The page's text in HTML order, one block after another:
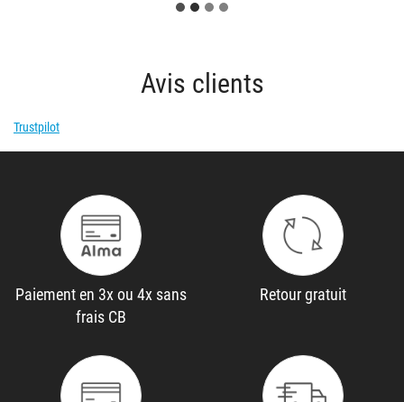
Avis clients
Trustpilot
Paiement en 3x ou 4x sans
frais CB
Retour gratuit